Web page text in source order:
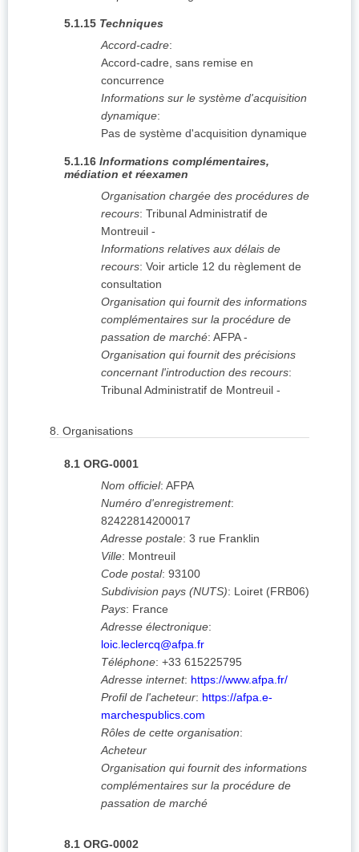
5.1.15 Techniques
Accord-cadre:
Accord-cadre, sans remise en
concurrence
Informations sur le système d'acquisition
dynamique:
Pas de système d'acquisition dynamique
5.1.16 Informations complémentaires,
médiation et réexamen
Organisation chargée des procédures de
recours: Tribunal Administratif de
Montreuil -
Informations relatives aux délais de
recours: Voir article 12 du règlement de
consultation
Organisation qui fournit des informations
complémentaires sur la procédure de
passation de marché: AFPA-
Organisation qui fournit des précisions
concernant l'introduction des recours:
Tribunal Administratif de Montreuil -
8. Organisations
8.1 ORG-0001
Nom officiel: AFPA
Numéro d'enregistrement:
82422814200017
Adresse postale: 3 rue Franklin
Ville: Montreuil
Code postal: 93100
Subdivision pays (NUTS): Loiret (FRB06)
Pays: France
Adresse électronique:
loic.leclercq@afpa.fr
Téléphone: +33 615225795
Adresse internet: https://www.afpa.fr/
Profil de l'acheteur: https://afpa.e-
marchespublics.com
Rôles de cette organisation:
Acheteur
Organisation qui fournit des informations
complémentaires sur la procédure de
passation de marché
8.1 ORG-0002